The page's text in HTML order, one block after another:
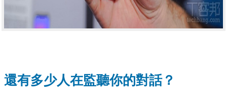
還有多少人在監聽你的對話？